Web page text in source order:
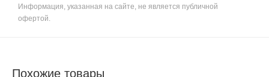
Информация, указанная на сайте, не является публичной
офертой.
Похожие товары